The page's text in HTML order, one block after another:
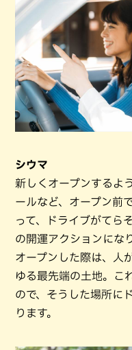
シウマ
新しくオープンするよ
ールなど、オープン前
って、ドライブがてら
の開運アクションにな
オープンした際は、人
ゆる最先端の土地。こ
ので、そうした場所に
ります。